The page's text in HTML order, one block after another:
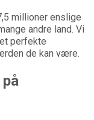
millioner enslige
andre land. Vi
perfekte
de kan være.